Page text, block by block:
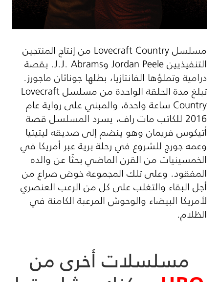
مسلسلLovecraft Country من إنتاج المنتجين
التنفيذيينJordan PeeleوJ.J. Abrams. بقصة
درامية وتملؤها الفانتازيا، بطلها جوناثان ماجورز.
تبلغ مدة الحلقة الواحدة من مسلسلLovecraft
Country ساعة واحدة، والمبني على رواية عام
2016 للكاتب مات راف، يسرد المسلسل قصة
أتيكوس فريمان وهو ينضم إلى صديقه ليتيتيا
وعمه جورج للشروع في رحلة برية عبر أمريكا في
الخمسينيات من القرن الماضي بحثًا عن والده
المفقود. وعلى تلك المجموعة خوض صراع من
أجل البقاء والتغلب على كل من الرعب العنصري
لأمريكا البيضاء والوحوش المرعبة الكامنة في
الظلام.
مسلسلات أخرى من